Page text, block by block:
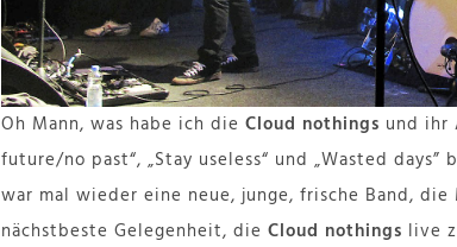
Oh Mann, was habe ich die Cloud nothings und ihr
future/no past“, „Stay useless“ und „Wasted
war mal wieder eine neue, junge, frische Band, die
nächstbeste Gelegenheit, die Cloud nothings live